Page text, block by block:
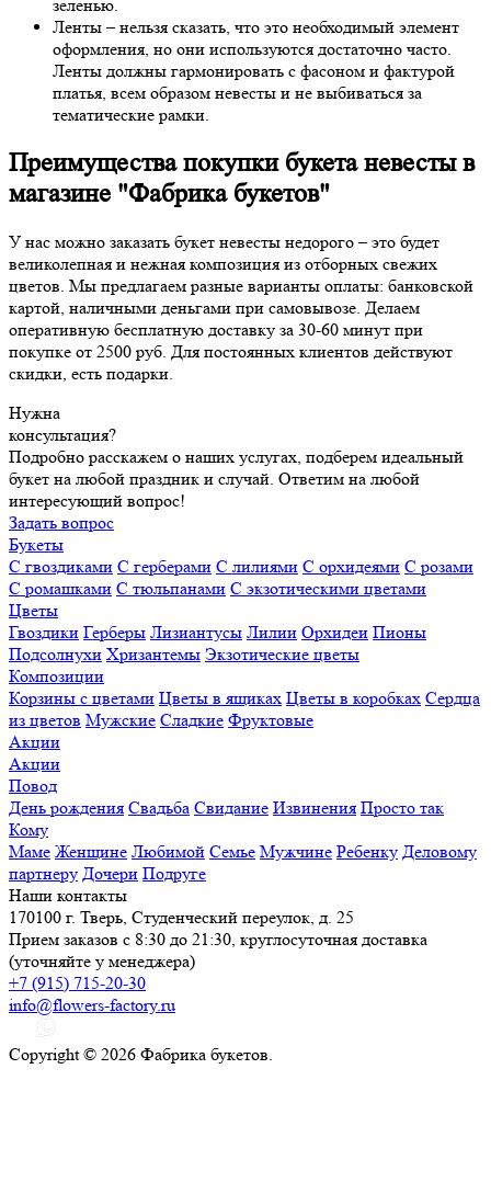
зеленью.
Ленты – нельзя сказать, что это необходимый элемент
оформления, но они используются достаточно часто.
Ленты должны гармонировать с фасоном и фактурой
платья, всем образом невесты и не выбиваться за
тематические рамки.
Преимущества покупки букета невесты в
магазине "Фабрика букетов"
У нас можно заказать букет невесты недорого – это будет
великолепная и нежная композиция из отборных свежих
цветов. Мы предлагаем разные варианты оплаты: банковской
картой, наличными деньгами при самовывозе. Делаем
оперативную бесплатную доставку за 30-60 минут при
покупке от 2500 руб. Для постоянных клиентов действуют
скидки, есть подарки.
Нужна
консультация?
Подробно расскажем о наших услугах, подберем идеальный
букет на любой праздник и случай. Ответим на любой
интересующий вопрос!
Задать вопрос
Букеты
С гвоздиками С герберами С лилиями С орхидеями С розами
С ромашками С тюльпанами С экзотическими цветами
Цветы
Гвоздики Герберы Лизиантусы Лилии Орхидеи Пионы
Подсолнухи Хризантемы Экзотические цветы
Композиции
Корзины с цветами Цветы в ящиках Цветы в коробках Сердца
из цветов Мужские Сладкие Фруктовые
Акции
Акции
Повод
День рождения Свадьба Свидание Извинения Просто так
Кому
Маме Женщине Любимой Семье Мужчине Ребенку Деловому
партнеру Дочери Подруге
Наши контакты
170100 г. Тверь, Студенческий переулок, д. 25
Прием заказов с 8:30 до 21:30, круглосуточная доставка
(уточняйте у менеджера)
+7 (915) 715-20-30
info@flowers-factory.ru
Copyright © 2026 Фабрика букетов.